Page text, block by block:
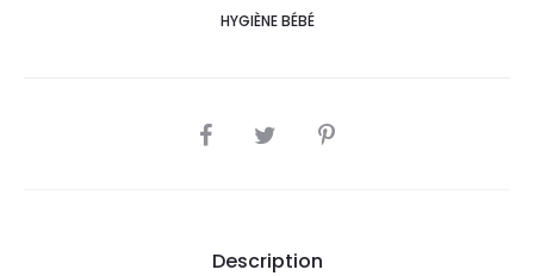
HYGIÈNE BÉBÉ
SHARE
Description